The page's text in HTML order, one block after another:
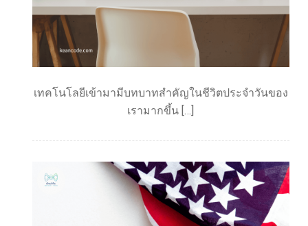
เทคโนโลยีเข้ามามีบทบาทสำคัญในชีวิตประจำวันของ
เรามากขึ้น […]